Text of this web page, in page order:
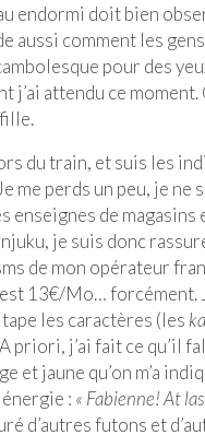
endormi doit bien
aussi comment les
pour des
j’ai attendu ce
du train, et suis les
me perds un peu, je
de magasins
je suis donc
de mon opérateur
13€/Mo…
les caractères (les
priori, j’ai fait ce qu’il
et jaune qu’on m’a
: « Fabienne! At
d’autres futons et